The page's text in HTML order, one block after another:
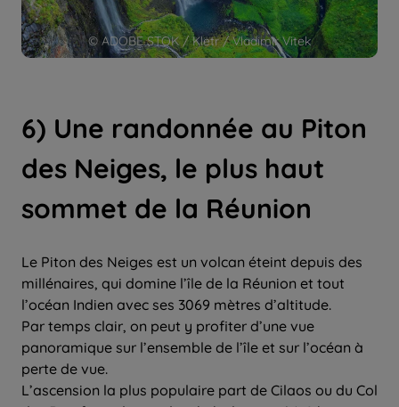
© ADOBE STOK / Kletr / Vladimir Vitek
6) Une randonnée au Piton
des Neiges, le plus haut
sommet de la Réunion
Le Piton des Neiges est un volcan éteint depuis des
millénaires, qui domine l’île de la Réunion et tout
l’océan Indien avec ses 3069 mètres d’altitude.
Par temps clair, on peut y profiter d’une vue
panoramique sur l’ensemble de l’île et sur l’océan à
perte de vue.
L’ascension la plus populaire part de Cilaos ou du Col